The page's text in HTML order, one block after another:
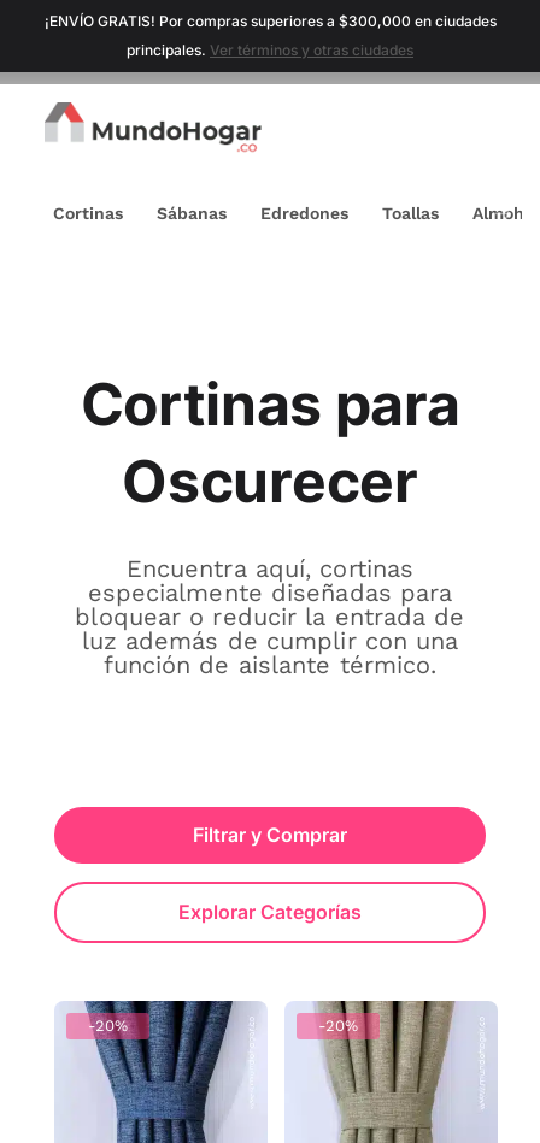
¡ENVÍO GRATIS! Por compras superiores a $300,000 en ciudades
principales. Ver términos y otras ciudades
Cortinas Sábanas Edredones Toallas
Cortinas para
Oscurecer
Encuentra aquí, cortinas
especialmente diseñadas para
bloquear o reducir la entrada de
luz además de cumplir con una
función de aislante térmico.
Filtrar y Comprar
Explorar Categorías
-20% -20%